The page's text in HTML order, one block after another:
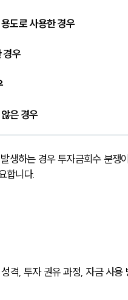
도로 사용한 경우
경우
은 경우
생하는 경우 투자금회수 분쟁
합니다.
격, 투자 권유 과정, 자금 사